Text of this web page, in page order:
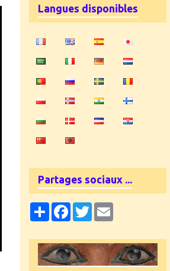
Langues disponibles
Partages sociaux ...
PartagerFacebook
Twitter